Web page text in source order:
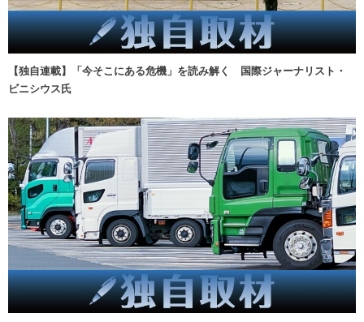
【独自連載】「今そこにある危機」を読み解く 国際ジャーナリスト・
ビニシウス氏